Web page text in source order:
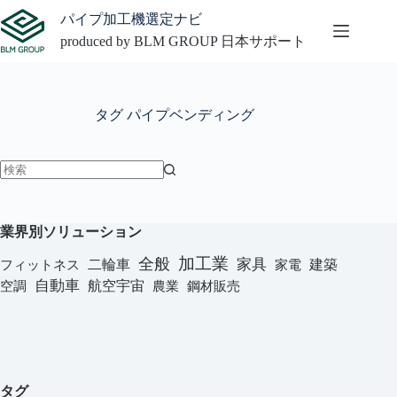
ン
テ
プ
パイプ加工機選定ナビ
produced by BLM GROUP 日本サポート
タグ パイプベンディング
な
し
業界別ソリューション
フィットネス 二輪車 全般 加工業 家具 家電 建築
空調 自動車 航空宇宙 農業 鋼材販売
タグ